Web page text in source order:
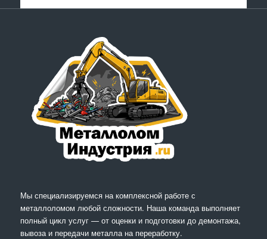
Мы специализируемся на комплексной работе с
металлоломом любой сложности. Наша команда выполняет
полный цикл услуг — от оценки и подготовки до демонтажа,
вывоза и передачи металла на переработку.